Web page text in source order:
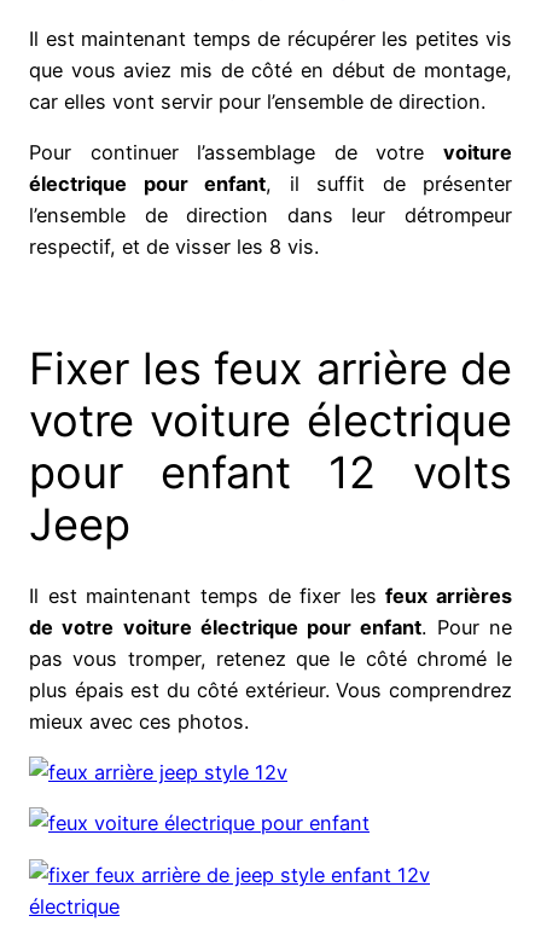
Il est maintenant temps de récupérer les petites vis
que vous aviez mis de côté en début de montage,
car elles vont servir pour l’ensemble de direction.
Pour continuer l’assemblage de votre voiture
électrique pour enfant, il suffit de présenter
l’ensemble de direction dans leur détrompeur
respectif, et de visser les 8 vis.
Fixer les feux arrière de
votre voiture électrique
pour enfant 12 volts
Jeep
Il est maintenant temps de fixer lesfeux arrières
de votre voiture électrique pour enfant. Pour ne
pas vous tromper, retenez que le côté chromé le
plus épais est du côté extérieur. Vous comprendrez
mieux avec ces photos.